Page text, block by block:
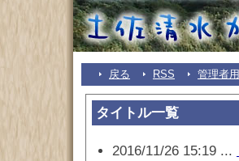
戻る RSS 管理者用
タイトル一覧
2016/11/26 15:19 ...